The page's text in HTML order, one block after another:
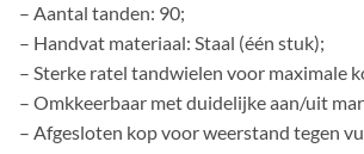
– Aantal tanden: 90;
– Handvat materiaal: Staal (één stuk);
– Sterke ratel tandwielen voor maximale
– Omkkeerbaar met duidelijke aan/uit
– Afgesloten kop voor weerstand tegen